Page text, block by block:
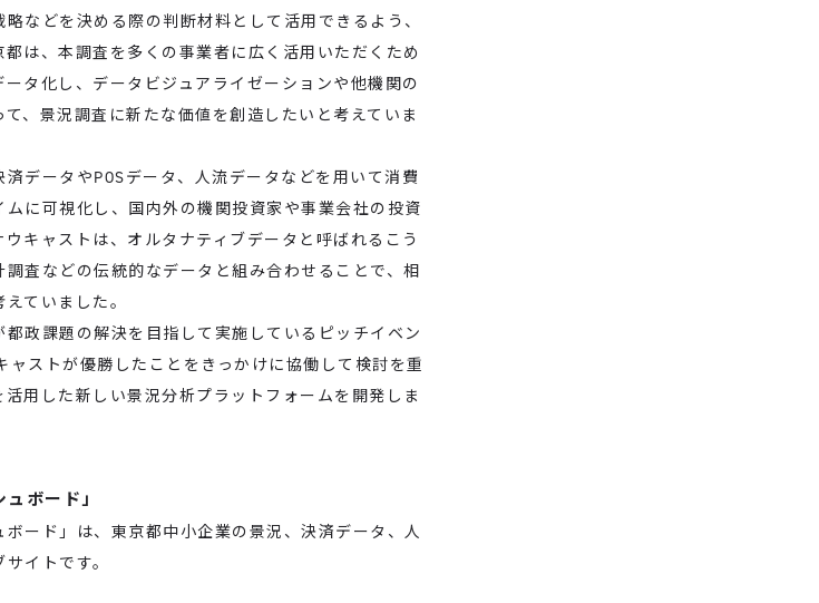
などを決める際の判断材料として活用できるよう、
は、本調査を多くの事業者に広く活用いただくため
タ化し、データビジュアライゼーションや他機関の
、景況調査に新たな価値を創造したいと考えていま
データやPOSデータ、人流データなどを用いて消費
に可視化し、国内外の機関投資家や事業会社の投資
キャストは、オルタナティブデータと呼ばれるこう
査などの伝統的なデータと組み合わせることで、相
ていました。
政課題の解決を目指して実施しているピッチイベン
ャストが優勝したことをきっかけに協働して検討を重
用した新しい景況分析プラットフォームを開発しま
ボード」
ード」は、東京都中小企業の景況、決済データ、人
イトです。